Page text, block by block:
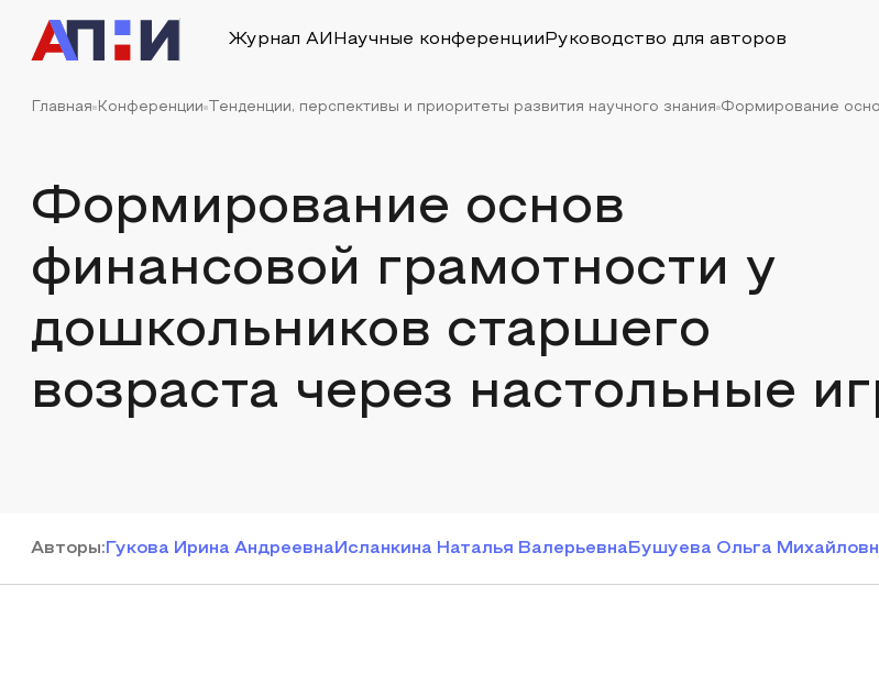
Журнал АИ Научные конференции Руководство для авторов
Главная Конференции Тенденции, перспективы и приоритеты развития научного знания Формирование
Формирование основ
финансовой грамотности у
дошкольников старшего
возраста через настольные
Авторы: Гукова Ирина Андреевна Исланкина Наталья Валерьевна Бушуева Ольга